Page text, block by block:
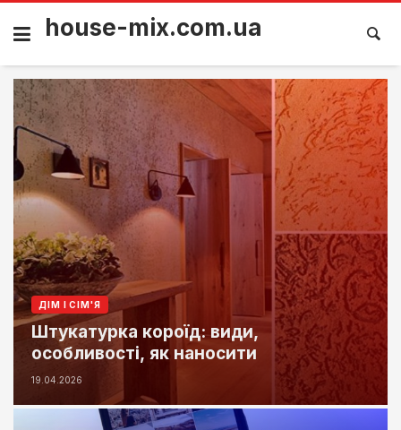
house-mix.com.ua
ДІМ І СІМ'Я
Штукатурка короїд: види,
особливості, як наносити
19.04.2026